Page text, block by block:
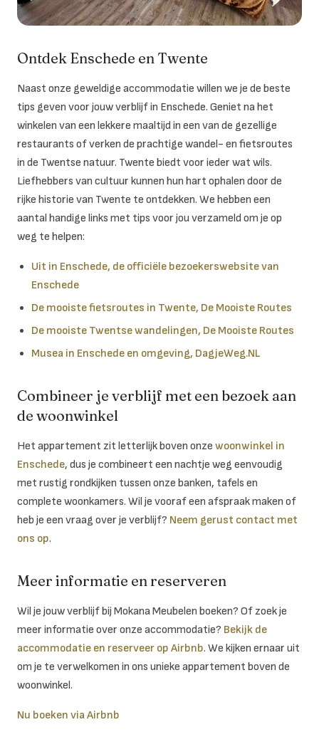
Ontdek Enschede en Twente
Naast onze geweldige accommodatie willen we je de beste
tips geven voor jouw verblijf in Enschede. Geniet na het
winkelen van een lekkere maaltijd in een van de gezellige
restaurants of verken de prachtige wandel- en fietsroutes
in de Twentse natuur. Twente biedt voor ieder wat wils.
Liefhebbers van cultuur kunnen hun hart ophalen door de
rijke historie van Twente te ontdekken. We hebben een
aantal handige links met tips voor jou verzameld om je op
weg te helpen:
Uit in Enschede, de officiële bezoekerswebsite van
Enschede
De mooiste fietsroutes in Twente, De Mooiste Routes
De mooiste Twentse wandelingen, De Mooiste Routes
Musea in Enschede en omgeving, DagjeWeg.NL
Combineer je verblijf met een bezoek aan
de woonwinkel
Het appartement zit letterlijk boven onze woonwinkel in
Enschede, dus je combineert een nachtje weg eenvoudig
met rustig rondkijken tussen onze banken, tafels en
complete woonkamers. Wil je vooraf een afspraak maken of
heb je een vraag over je verblijf? Neem gerust contact met
ons op.
Meer informatie en reserveren
Wil je jouw verblijf bij Mokana Meubelen boeken? Of zoek je
meer informatie over onze accommodatie? Bekijk de
accommodatie en reserveer op Airbnb. We kijken ernaar uit
om je te verwelkomen in ons unieke appartement boven de
woonwinkel.
Nu boeken via Airbnb